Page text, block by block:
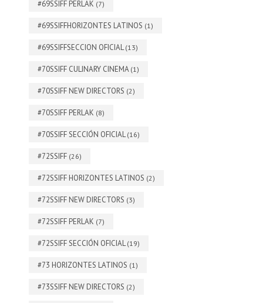
#69SSIFF PERLAK (7)
#69SSIFFHORIZONTES LATINOS (1)
#69SSIFFSECCION OFICIAL(13)
#70SSIFF CULINARY CINEMA (1)
#70SSIFF NEW DIRECTORS (2)
#70SSIFF PERLAK (8)
#70SSIFF SECCIÓN OFICIAL(16)
#72SSIFF (26)
#72SSIFF HORIZONTES LATINOS (2)
#72SSIFF NEW DIRECTORS (3)
#72SSIFF PERLAK (7)
#72SSIFF SECCIÓN OFICIAL(19)
#73 HORIZONTES LATINOS (1)
#73SSIFF NEW DIRECTORS (2)